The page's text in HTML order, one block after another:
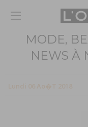
MODE,
NEWS À